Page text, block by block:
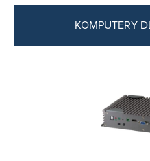
KOMPUTERY